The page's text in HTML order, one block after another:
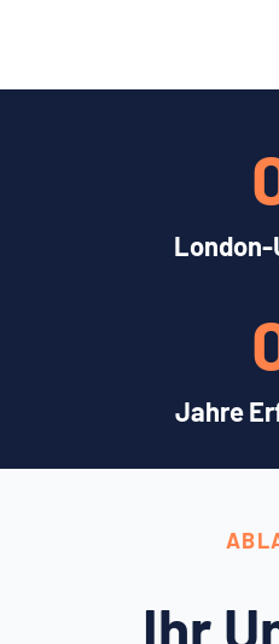
London-
Jahre
Ihr